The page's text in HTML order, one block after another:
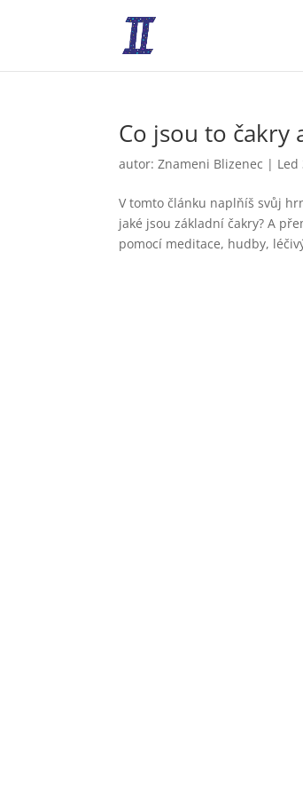
Co jsou to čakry
autor:Znameni Blizenec | Led
V tomto článku naplňíš svůj
jaké jsou základní čakry? A
pomocí meditace, hudby,